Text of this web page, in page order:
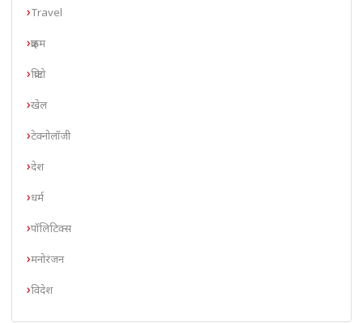
Travel
क्राइम
क्रिप्टो
खेल
टेक्नोलॉजी
देश
धर्म
पॉलिटिक्स
मनोरंजन
विदेश